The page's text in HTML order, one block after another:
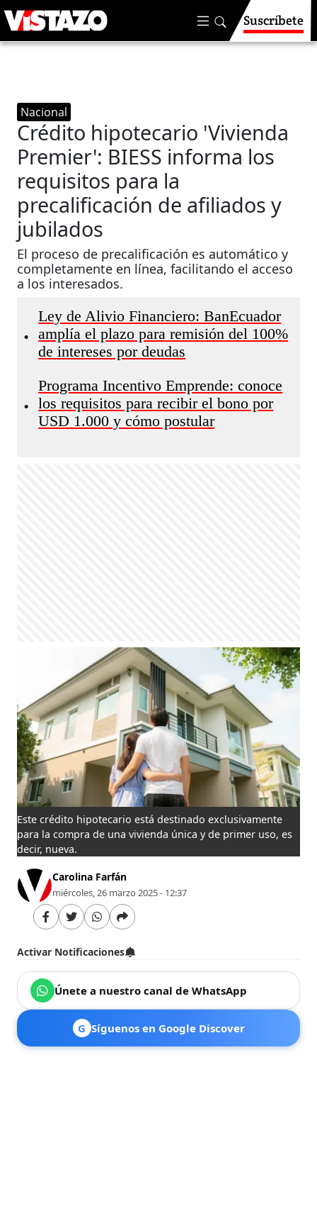
Suscríbete
Nacional
Crédito hipotecario 'Vivienda
Premier': BIESS informa los
requisitos para la
precalificación de afiliados y
jubilados
El proceso de precalificación es automático y
completamente en línea, facilitando el acceso
a los interesados.
•
Ley de Alivio Financiero: BanEcuador
amplía el plazo para remisión del 100%
de intereses por deudas
•
Programa Incentivo Emprende: conoce
los requisitos para recibir el bono por
USD 1.000 y cómo postular
Este crédito hipotecario está destinado exclusivamente
para la compra de una vivienda única y de primer uso, es
decir, nueva.
Carolina Farfán
miércoles, 26 marzo 2025 - 12:37
Activar Notificaciones
Únete a nuestro canal de WhatsApp
G Síguenos en Google Discover